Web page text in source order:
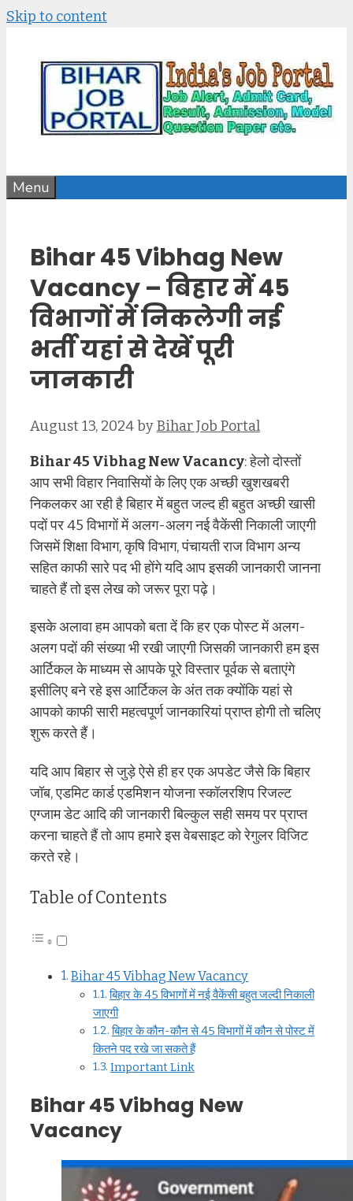
Skip to content
Menu
Bihar 45 Vibhag New
Vacancy – बिहार में 45
विभागों में निकलेगी नई
भर्ती यहां से देखें पूरी
जानकारी
August 13, 2024byBihar Job Portal
Bihar 45 Vibhag New Vacancy: हेलो दोस्तों
आप सभी विहार निवासियों के लिए एक अच्छी खुशखबरी
निकलकर आ रही है बिहार में बहुत जल्द ही बहुत अच्छी खासी
पदों पर 45 विभागों में अलग-अलग नई वैकेंसी निकाली जाएगी
जिसमें शिक्षा विभाग, कृषि विभाग, पंचायती राज विभाग अन्य
सहित काफी सारे पद भी होंगे यदि आप इसकी जानकारी जानना
चाहते हैं तो इस लेख को जरूर पूरा पढ़े।
इसके अलावा हम आपको बता दें कि हर एक पोस्ट में अलग-
अलग पदों की संख्या भी रखी जाएगी जिसकी जानकारी हम इस
आर्टिकल के माध्यम से आपके पूरे विस्तार पूर्वक से बताएंगे
इसीलिए बने रहे इस आर्टिकल के अंत तक क्योंकि यहां से
आपको काफी सारी महत्वपूर्ण जानकारियां प्राप्त होगी तो चलिए
शुरू करते हैं।
यदि आप बिहार से जुड़े ऐसे ही हर एक अपडेट जैसे कि बिहार
जॉब, एडमिट कार्ड एडमिशन योजना स्कॉलरशिप रिजल्ट
एग्जाम डेट आदि की जानकारी बिल्कुल सही समय पर प्राप्त
करना चाहते हैं तो आप हमारे इस वेबसाइट को रेगुलर विजिट
करते रहे।
Table of Contents
Bihar 45 Vibhag New Vacancy
बिहार के 45 विभागों में नई वैकेंसी बहुत जल्दी निकाली
जाएगी
बिहार के कौन-कौन से 45 विभागों में कौन से पोस्ट में
कितने पद रखे जा सकते हैं
Important Link
Bihar 45 Vibhag New
Vacancy